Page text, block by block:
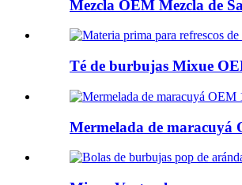
Mezcla OEM Mezcla de
Té de burbujas Mixue
Mermelada de maracuyá